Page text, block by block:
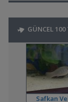
Frontoza
Ciklet Balığı
Yeni Üye Forumu
Ternapi
Akvaryum Tanıtımı
Basit Melek
14:01
Akvaryum
Karidesler
GÜNCEL
Safkan